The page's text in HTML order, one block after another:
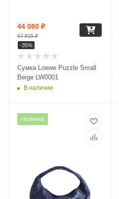
Сумка Loewe Puzzle Small
Beige LW0001
В наличии
44 080 ₽
67 815₽
-35%
Новинка